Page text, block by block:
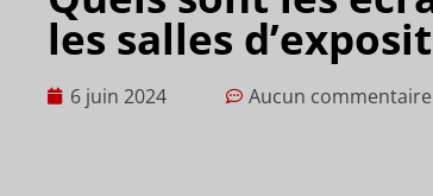
les salles
6 juin 2024 Aucun commentaire